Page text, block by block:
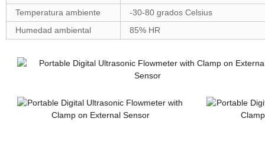
Temperatura ambiente
-30-80 grados Celsius
Humedad ambiental
85% HR